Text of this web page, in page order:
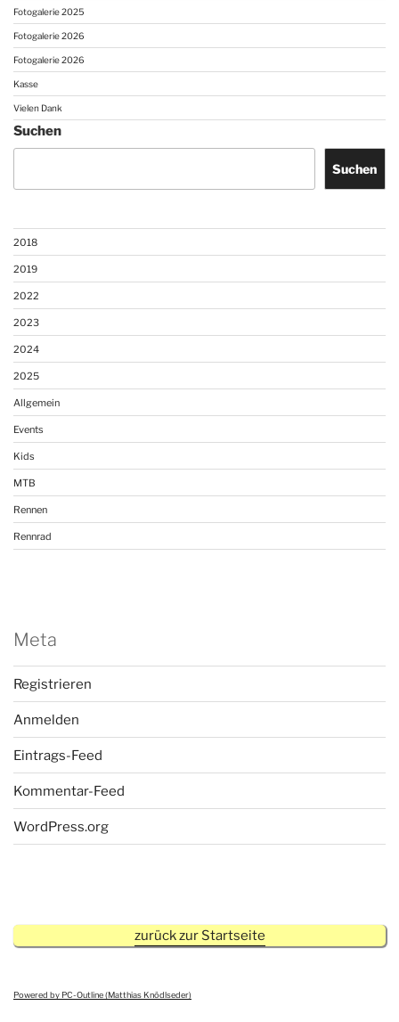
Fotogalerie 2025
Fotogalerie 2026
Fotogalerie 2026
Kasse
Vielen Dank
Suchen
Suchen
2018
2019
2022
2023
2024
2025
Allgemein
Events
Kids
MTB
Rennen
Rennrad
Meta
Registrieren
Anmelden
Eintrags-Feed
Kommentar-Feed
WordPress.org
zurück zur Startseite
Powered by PC-Outline (Matthias Knödlseder)